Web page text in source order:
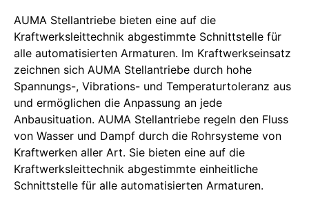
AUMA Stellantriebe bieten eine auf die
Kraftwerksleittechnik abgestimmte Schnittstelle für
alle automatisierten Armaturen. Im Kraftwerkseinsatz
zeichnen sich AUMA Stellantriebe durch hohe
Spannungs-, Vibrations- und Temperaturtoleranz aus
und ermöglichen die Anpassung an jede
Anbausituation. AUMA Stellantriebe regeln den Fluss
von Wasser und Dampf durch die Rohrsysteme von
Kraftwerken aller Art. Sie bieten eine auf die
Kraftwerksleittechnik abgestimmte einheitliche
Schnittstelle für alle automatisierten Armaturen.